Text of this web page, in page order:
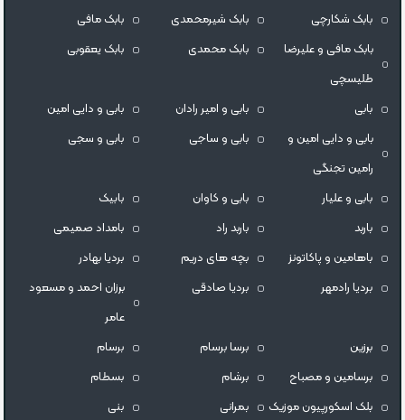
بابک شکارچی
بابک شیرمحمدی
بابک مافی
بابک مافی و علیرضا
طلیسچی
بابک محمدی بابک یعقوبی
بابی بابی و امیر رادان
بابی و دایی امین
بابی و دایی امین و
رامین تجنگی
بابی و ساجی بابی و سجی
بابی و علیار بابی و کاوان
بابیک
باربد
باربد راد
بامداد صمیمی
باهامین و پاکاتونز
بچه های دریم
بردیا بهادر
بردیا رادمهر
بردیا صادقی
برزان احمد و مسعود
عامر
برزین
برسا برسام
برسام
برسامین و مصباح
برشام
بسطام
بلک اسکورپیون موزیک
بمرانی
بنی